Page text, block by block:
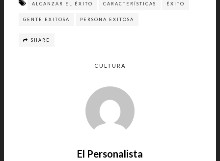
ALCANZAR EL ÉXITO CARACTERÍSTICAS ÉXITO
GENTE EXITOSA PERSONA EXITOSA
SHARE
CULTURA
El Personalista